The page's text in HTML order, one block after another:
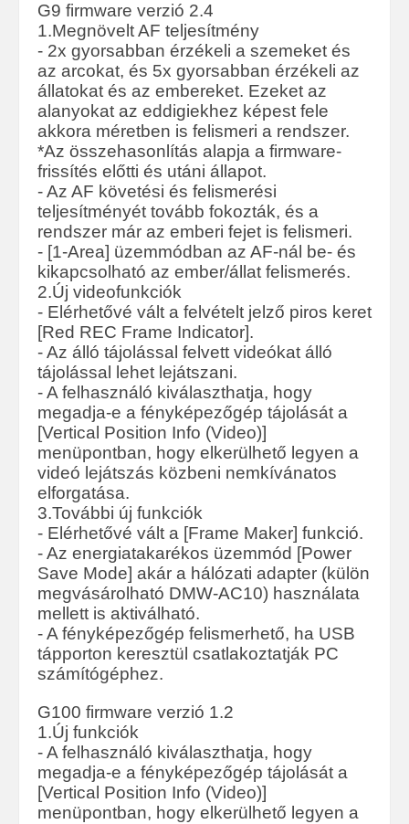
G9 firmware verzió 2.4
1.Megnövelt AF teljesítmény
- 2x gyorsabban érzékeli a szemeket és
az arcokat, és 5x gyorsabban érzékeli az
állatokat és az embereket. Ezeket az
alanyokat az eddigiekhez képest fele
akkora méretben is felismeri a rendszer.
*Az összehasonlítás alapja a firmware-
frissítés előtti és utáni állapot.
- Az AF követési és felismerési
teljesítményét tovább fokozták, és a
rendszer már az emberi fejet is felismeri.
- [1-Area] üzemmódban az AF-nál be- és
kikapcsolható az ember/állat felismerés.
2.Új videofunkciók
- Elérhetővé vált a felvételt jelző piros keret
[Red REC Frame Indicator].
- Az álló tájolással felvett videókat álló
tájolással lehet lejátszani.
- A felhasználó kiválaszthatja, hogy
megadja-e a fényképezőgép tájolását a
[Vertical Position Info (Video)]
menüpontban, hogy elkerülhető legyen a
videó lejátszás közbeni nemkívánatos
elforgatása.
3.További új funkciók
- Elérhetővé vált a [Frame Maker] funkció.
- Az energiatakarékos üzemmód [Power
Save Mode] akár a hálózati adapter (külön
megvásárolható DMW-AC10) használata
mellett is aktiválható.
- A fényképezőgép felismerhető, ha USB
tápporton keresztül csatlakoztatják PC
számítógéphez.
G100 firmware verzió 1.2
1.Új funkciók
- A felhasználó kiválaszthatja, hogy
megadja-e a fényképezőgép tájolását a
[Vertical Position Info (Video)]
menüpontban, hogy elkerülhető legyen a